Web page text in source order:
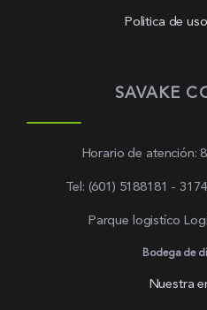
Politica de
SAVAKE
Horario de atención:
Tel: (601) 5188181 -
Parque logistíco
Bodega de
Nuestra